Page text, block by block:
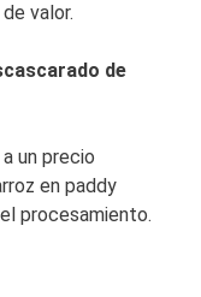
valor.
de
un precio
en paddy
procesamiento.